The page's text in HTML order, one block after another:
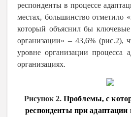
респонденты в процессе
местах, большинство отметило
который объяснил бы
организации» – 43,6% (рис.2),
уровне организации процесса
организациях.
Рисунок 2. Проблемы, с
респонденты при